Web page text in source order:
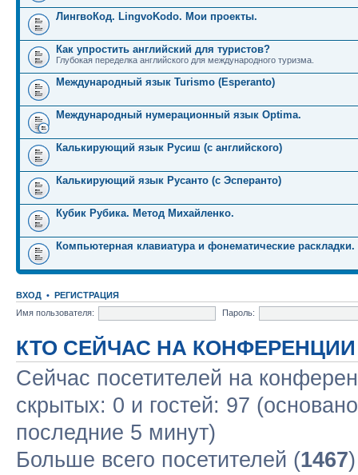
ЛингвоКод. LingvoKodo. Мои проекты.
Как упростить английский для туристов?
Глубокая переделка английского для международного туризма.
Международный язык Turismo (Esperanto)
Международный нумерационный язык Optima.
Калькирующий язык Русиш (с английского)
Калькирующий язык Русанто (с Эсперанто)
Кубик Рубика. Метод Михайленко.
Компьютерная клавиатура и фонематические раскладки.
ВХОД • РЕГИСТРАЦИЯ
Имя пользователя:
Пароль:
КТО СЕЙЧАС НА КОНФЕРЕНЦИИ
Сейчас посетителей на
скрытых: 0 и гостей: 97
последние 5 минут)
Больше всего посетителей (1467